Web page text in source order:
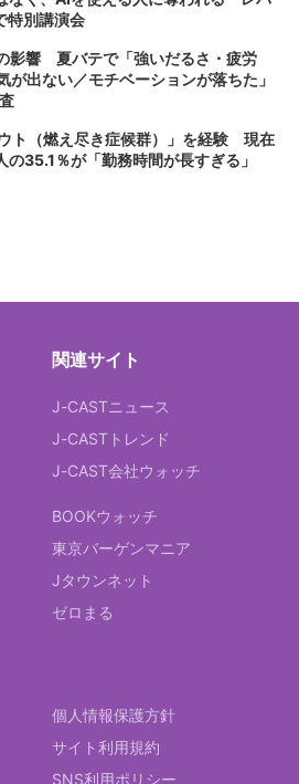
特別講演会
影響 夏バテで「強いだるさ・疲労
が出ない／モチベーションが落ちた」
ト（燃え尽き症候群）」を経験 現在
の35.1％が「勤務時間が長すぎる」
関連サイト
J-CASTニュース
J-CASTトレンド
J-CAST会社ウォッチ
BOOKウォッチ
東京バーゲンマニア
Jタウンネット
ゼロまる
個人情報保護方針
サイト利用規約
SNS利用ポリシー